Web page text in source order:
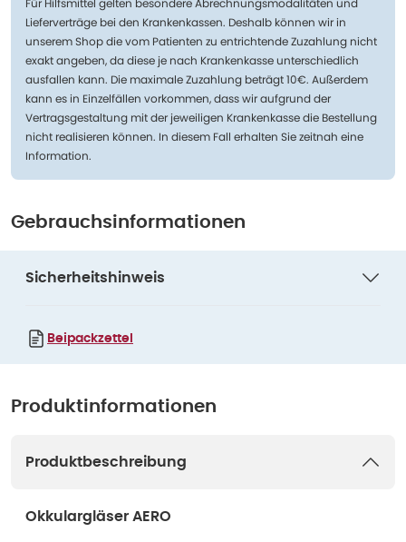
Für Hilfsmittel gelten besondere Abrechnungsmodalitäten und
Lieferverträge bei den Krankenkassen. Deshalb können wir in
unserem Shop die vom Patienten zu entrichtende Zuzahlung nicht
exakt angeben, da diese je nach Krankenkasse unterschiedlich
ausfallen kann. Die maximale Zuzahlung beträgt 10€. Außerdem
kann es in Einzelfällen vorkommen, dass wir aufgrund der
Vertragsgestaltung mit der jeweiligen Krankenkasse die Bestellung
nicht realisieren können. In diesem Fall erhalten Sie zeitnah eine
Information.
Gebrauchsinformationen
Sicherheitshinweis
Beipackzettel
Produktinformationen
Produktbeschreibung
Okkulargläser AERO